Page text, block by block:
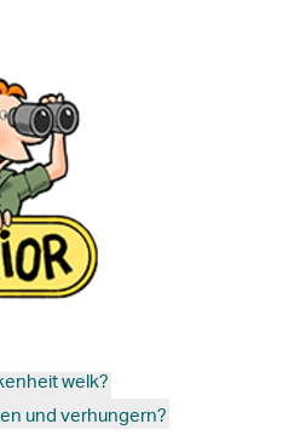
welk?
und verhungern?